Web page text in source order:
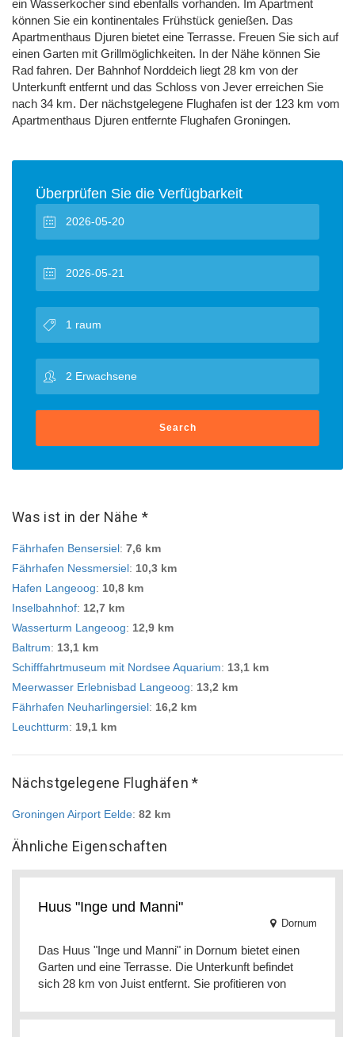
ein Wasserkocher sind ebenfalls vorhanden. Im Apartment
können Sie ein kontinentales Frühstück genießen. Das
Apartmenthaus Djuren bietet eine Terrasse. Freuen Sie sich auf
einen Garten mit Grillmöglichkeiten. In der Nähe können Sie
Rad fahren. Der Bahnhof Norddeich liegt 28 km von der
Unterkunft entfernt und das Schloss von Jever erreichen Sie
nach 34 km. Der nächstgelegene Flughafen ist der 123 km vom
Apartmenthaus Djuren entfernte Flughafen Groningen.
Überprüfen Sie die Verfügbarkeit
Search
Was ist in der Nähe *
Fährhafen Bensersiel: 7,6 km
Fährhafen Nessmersiel: 10,3 km
Hafen Langeoog: 10,8 km
Inselbahnhof: 12,7 km
Wasserturm Langeoog: 12,9 km
Baltrum: 13,1 km
Schifffahrtmuseum mit Nordsee Aquarium: 13,1 km
Meerwasser Erlebnisbad Langeoog: 13,2 km
Fährhafen Neuharlingersiel: 16,2 km
Leuchtturm: 19,1 km
Nächstgelegene Flughäfen *
Groningen Airport Eelde: 82 km
Ähnliche Eigenschaften
Huus "Inge und Manni"
Dornum
Das Huus "Inge und Manni" in Dornum bietet einen
Garten und eine Terrasse. Die Unterkunft befindet
sich 28 km von Juist entfernt. Sie profitieren von